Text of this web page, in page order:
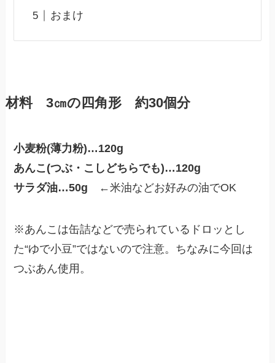
おまけ
材料 3㎝の四角形 約30個分
小麦粉(薄力粉)…120g
あんこ(つぶ・こしどちらでも)…120g
サラダ油…50g ←米油などお好みの油でOK
※あんこは缶詰などで売られているドロッとし
た“ゆで小豆”ではないので注意。ちなみに今回は
つぶあん使用。